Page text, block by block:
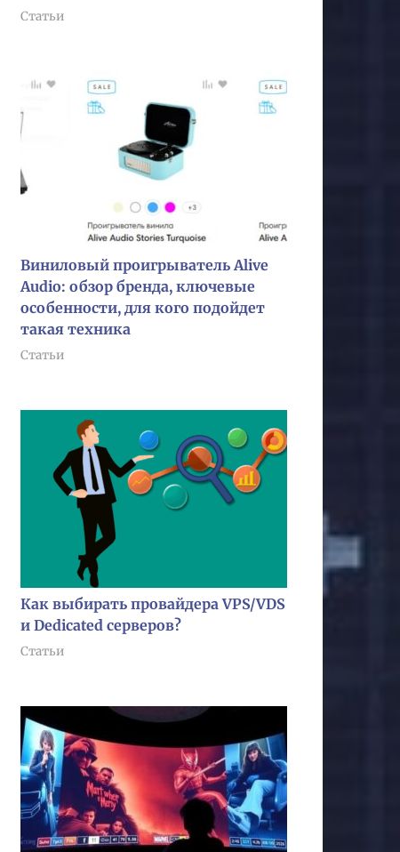
Статьи
Виниловый проигрыватель Alive
Audio: обзор бренда, ключевые
особенности, для кого подойдет
такая техника
Статьи
Как выбирать провайдера VPS/VDS
и Dedicated серверов?
Статьи